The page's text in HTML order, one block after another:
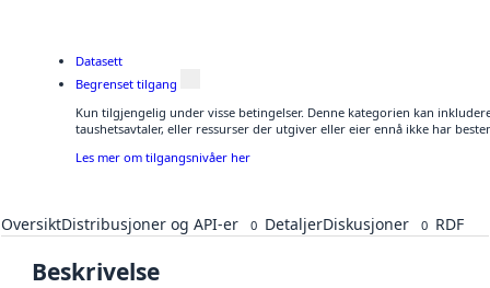
Datasett
Begrenset tilgang
Kun tilgjengelig under visse betingelser. Denne kategorien kan
taushetsavtaler, eller ressurser der utgiver eller eier ennå ikke har
Les mer om tilgangsnivåer her
OversiktDistribusjoner og API-er 0 DetaljerDiskusjoner 0 RDF
Beskrivelse